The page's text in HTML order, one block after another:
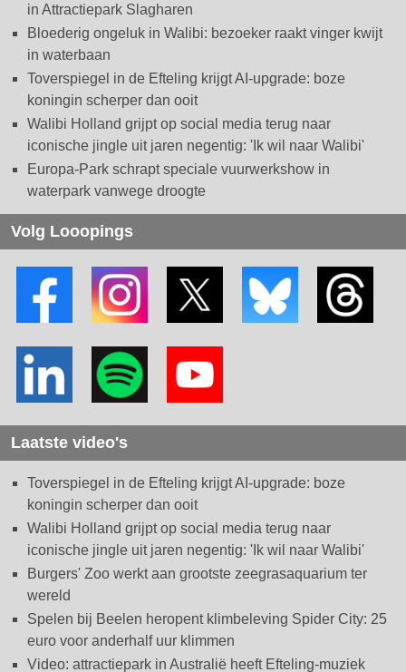
in Attractiepark Slagharen
Bloederig ongeluk in Walibi: bezoeker raakt vinger kwijt
in waterbaan
Toverspiegel in de Efteling krijgt AI-upgrade: boze
koningin scherper dan ooit
Walibi Holland grijpt op social media terug naar
iconische jingle uit jaren negentig: 'Ik wil naar Walibi'
Europa-Park schrapt speciale vuurwerkshow in
waterpark vanwege droogte
Volg Looopings
Laatste video's
Toverspiegel in de Efteling krijgt AI-upgrade: boze
koningin scherper dan ooit
Walibi Holland grijpt op social media terug naar
iconische jingle uit jaren negentig: 'Ik wil naar Walibi'
Burgers' Zoo werkt aan grootste zeegrasaquarium ter
wereld
Spelen bij Beelen heropent klimbeleving Spider City: 25
euro voor anderhalf uur klimmen
Video: attractiepark in Australië heeft Efteling-muziek